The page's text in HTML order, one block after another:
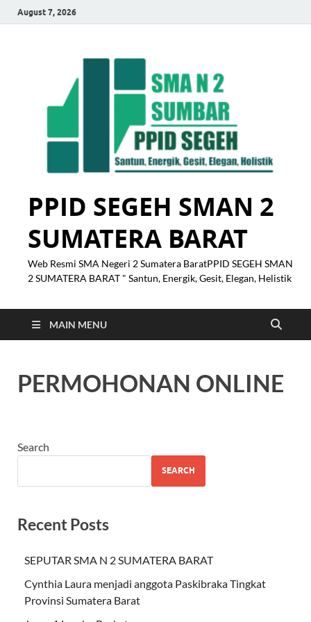
August 7, 2026
PPID SEGEH SMAN 2
SUMATERA BARAT
Web Resmi SMA Negeri 2 Sumatera BaratPPID SEGEH SMAN
2 SUMATERA BARAT " Santun, Energik, Gesit, Elegan, Helistik
MAIN MENU
PERMOHONAN ONLINE
Search
SEARCH
Recent Posts
SEPUTAR SMA N 2 SUMATERA BARAT
Cynthia Laura menjadi anggota Paskibraka Tingkat
Provinsi Sumatera Barat